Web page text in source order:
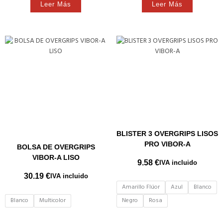
Leer Más Leer Más
BOLSA DE OVERGRIPS
VIBOR-A LISO
30.19 €IVA incluido
Blanco
Multicolor
BLISTER 3 OVERGRIPS LISOS
PRO VIBOR-A
9.58 € IVA incluido
Amarillo Flúor Azul
Blanco
Negro
Rosa